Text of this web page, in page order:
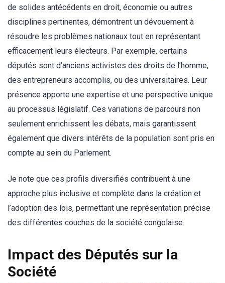
de solides antécédents en droit, économie ou autres
disciplines pertinentes, démontrent un dévouement à
résoudre les problèmes nationaux tout en représentant
efficacement leurs électeurs. Par exemple, certains
députés sont d’anciens activistes des droits de l’homme,
des entrepreneurs accomplis, ou des universitaires. Leur
présence apporte une expertise et une perspective unique
au processus législatif. Ces variations de parcours non
seulement enrichissent les débats, mais garantissent
également que divers intérêts de la population sont pris en
compte au sein du Parlement.
Je note que ces profils diversifiés contribuent à une
approche plus inclusive et complète dans la création et
l’adoption des lois, permettant une représentation précise
des différentes couches de la société congolaise.
Impact des Députés sur la
Société